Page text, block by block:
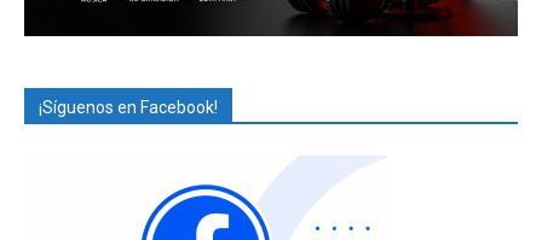
¡Síguenos en Facebook!